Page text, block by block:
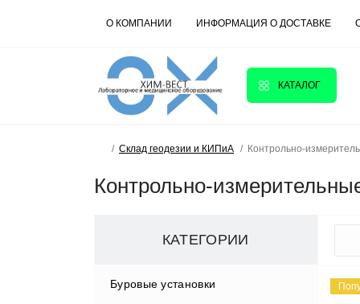
О КОМПАНИИ ИНФОРМАЦИЯ О ДОСТАВКЕ
КАТАЛОГ
Склад геодезии и КИПиА Контрольно-
Контрольно-
КАТЕГОРИИ
Буровые установки